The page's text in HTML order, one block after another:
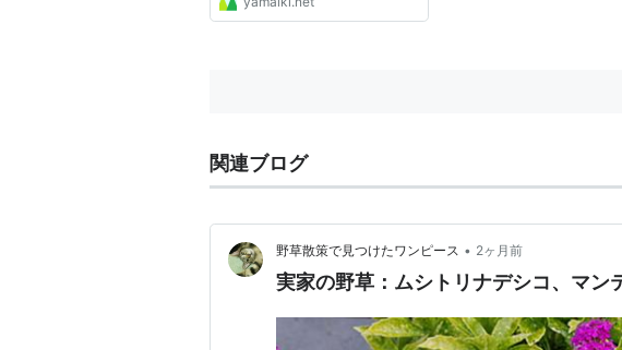
関連ブログ
野草散策で見つけたワンピース • 2ヶ月前
実家の野草：ムシトリナデシコ、マン